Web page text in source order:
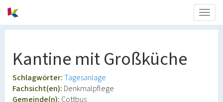
Kantine mit Großküche
Schlagwörter:Tagesanlage
Fachsicht(en): Denkmalpflege
Gemeinde(n): Cottbus